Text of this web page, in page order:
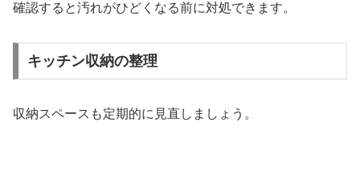
確認すると汚れがひどくなる前に対処できます。
キッチン収納の整理
収納スペースも定期的に見直しましょう。